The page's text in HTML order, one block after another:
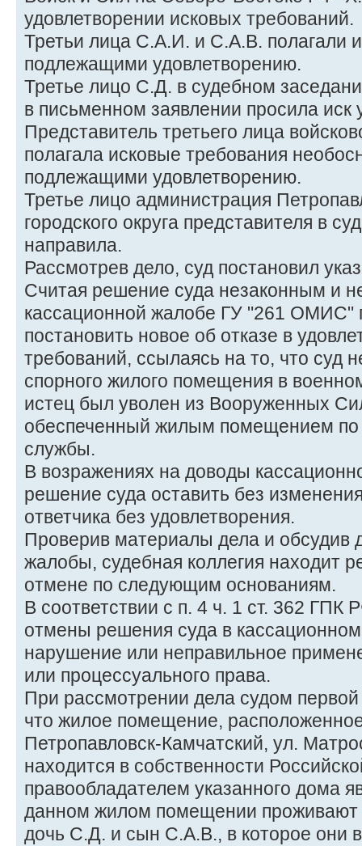
удовлетворении исковых требований.
Третьи лица С.А.И. и С.А.В. полагали
подлежащими удовлетворению.
Третье лицо С.Д. в судебном
в письменном заявлении просила иск
Представитель третьего лица
полагала исковые требования
подлежащими удовлетворению.
Третье лицо администрация
городского округа представителя в
направила.
Рассмотрев дело, суд постановил
Считая решение суда незаконным и
кассационной жалобе ГУ "261 ОМИС"
постановить новое об отказе в
требований, ссылаясь на то, что суд
спорного жилого помещения в
истец был уволен из Вооруженных
обеспеченный жилым помещением
службы.
В возражениях на доводы
решение суда оставить без
ответчика без удовлетворения.
Проверив материалы дела и обсудив
жалобы, судебная коллегия находит
отмене по следующим основаниям.
В соответствии с п. 4 ч. 1 ст. 362 ГПК
отмены решения суда в кассационном
нарушение или неправильное
или процессуального права.
При рассмотрении дела судом
что жилое помещение, расположенное
Петропавловск-Камчатский, ул.
находится в собственности
правообладателем указанного дома
данном жилом помещении проживают
дочь С.Д. и сын С.А.В., в которое они